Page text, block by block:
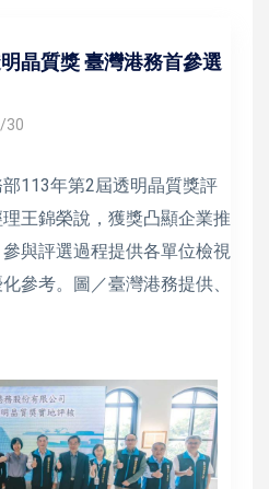
晶質獎 臺灣港務首參選
30
113年第2屆透明晶質獎評
王錦榮說，獲獎凸顯企業推
與評選過程提供各單位檢視
參考。圖／臺灣港務提供、